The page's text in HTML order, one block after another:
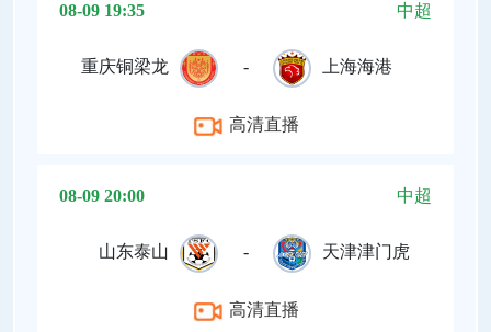
08-09 19:35 中超
重庆铜梁龙 - 上海海港
高清直播
08-09 20:00 中超
山东泰山 - 天津津门虎
高清直播